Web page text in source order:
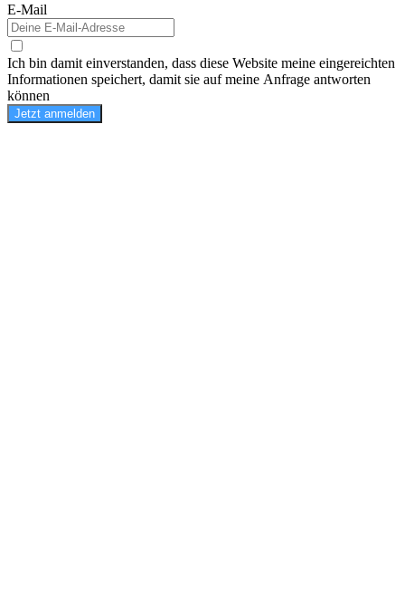
E-Mail
Ich bin damit einverstanden, dass diese Website meine eingereichten
Informationen speichert, damit sie auf meine Anfrage antworten
können
Jetzt anmelden